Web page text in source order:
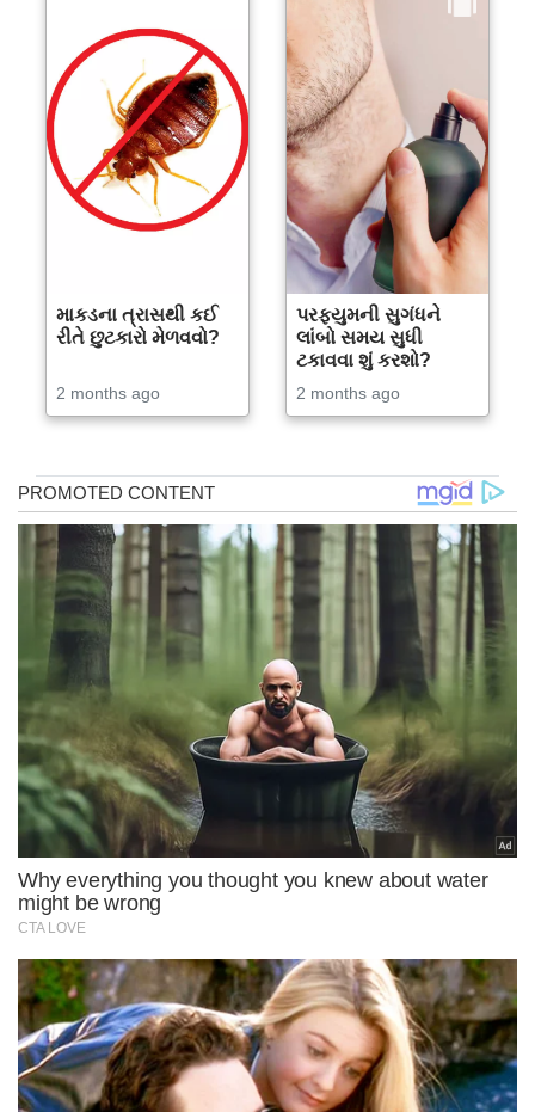
માકડના ત્રાસથી કઈ
રીતે છુટકારો મેળવવો?
2 months ago
પરફ્યુમની સુગંધને
લાંબો સમય સુધી
ટકાવવા શું કરશો?
2 months ago